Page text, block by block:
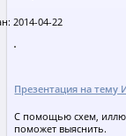
2014-04-22
Презентация на тему
С помощью схем,
поможет выяснить.